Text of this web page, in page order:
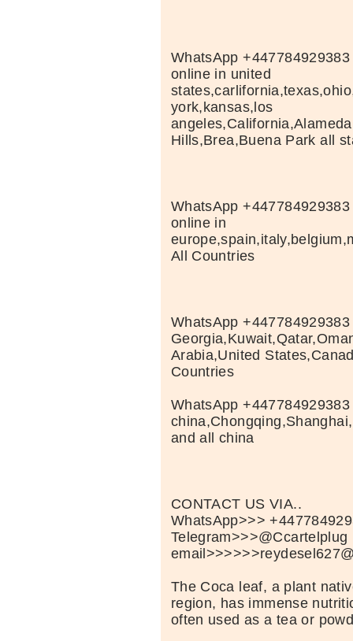
WhatsApp
online in united
york,kansas,los
Hills,Brea,Buena Park all
WhatsApp
online in
All Countries
WhatsApp
Arabia,United
Countries
WhatsApp
and all china
CONTACT US VIA..
WhatsApp>>>
Telegram>>>@Ccartelplug
The Coca leaf, a plant
region, has immense
often used as a tea or